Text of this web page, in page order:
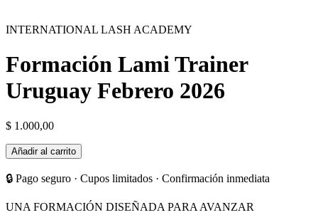
INTERNATIONAL LASH ACADEMY
Formación Lami Trainer
Uruguay Febrero 2026
$ 1.000,00
Formación
Lami
Trainer
Uruguay
Febrero
2026
Añadir al carrito
🔒 Pago seguro · Cupos limitados · Confirmación inmediata
UNA FORMACIÓN DISEÑADA PARA AVANZAR